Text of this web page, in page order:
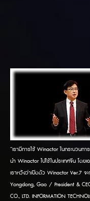
“เรามีการใช้ Winactor ในกระบวนก
นำ Winactor ไปใช้ในประเทศจีน โดย
เราหวังว่าเปิดตัว Winactor Ver.7 จ
Yongdong, Gao / President &
CO., LTD. INFORMATION